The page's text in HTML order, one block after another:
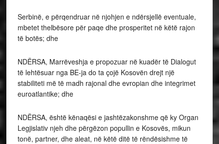
Serbinë, e përqendruar në njohjen e ndërsjellë eventuale,
mbetet thelbësore për paqe dhe prosperitet në këtë rajon
të botës; dhe
NDËRSA, Marrëveshja e propozuar në kuadër të Dialogut
të lehtësuar nga BE-ja do ta çojë Kosovën drejt një
stabiliteti më të madh rajonal dhe evropian dhe integrimet
euroatlantike; dhe
NDËRSA, është kënaqësi e jashtëzakonshme që ky Organ
Legjislativ njeh dhe përgëzon popullin e Kosovës, mikun
tonë, partner, dhe aleat, në këtë ditë të rëndësishme të